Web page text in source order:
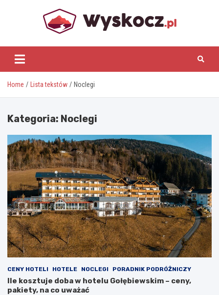
www.wyskocz.pl
Home Lista tekstów Noclegi
Kategoria: Noclegi
CENY HOTELI HOTELE NOCLEGI PORADNIK PODRÓŻNICZY
Ile kosztuje doba w hotelu Gołębiewskim – ceny,
pakiety, na co uważać